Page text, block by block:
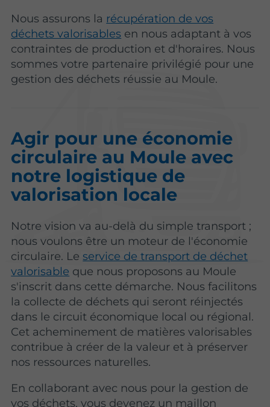
Nous assurons la récupération de vos
déchets valorisables en nous adaptant à vos
contraintes de production et d'horaires. Nous
sommes votre partenaire privilégié pour une
gestion des déchets réussie au Moule.
Agir pour une économie
circulaire au Moule avec
notre logistique de
valorisation locale
Notre vision va au-delà du simple transport ;
nous voulons être un moteur de l'économie
circulaire. Leservice de transport de déchet
valorisable que nous proposons au Moule
s'inscrit dans cette démarche. Nous facilitons
la collecte de déchets qui seront réinjectés
dans le circuit économique local ou régional.
Cet acheminement de matières valorisables
contribue à créer de la valeur et à préserver
nos ressources naturelles.
En collaborant avec nous pour la gestion de
vos déchets, vous devenez un maillon